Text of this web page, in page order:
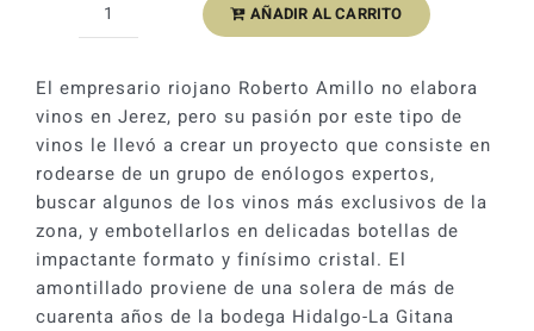
Roberto
Colección
Amontillado
cantidad
AÑADIR AL CARRITO
El empresario riojano Roberto Amillo no elabora
vinos en Jerez, pero su pasión por este tipo de
vinos le llevó a crear un proyecto que consiste en
rodearse de un grupo de enólogos expertos,
buscar algunos de los vinos más exclusivos de la
zona, y embotellarlos en delicadas botellas de
impactante formato y finísimo cristal. El
amontillado proviene de una solera de más de
cuarenta años de la bodega Hidalgo-La Gitana